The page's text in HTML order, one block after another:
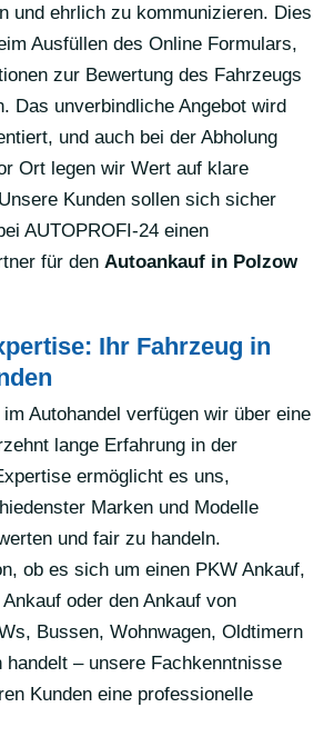
und ehrlich zu kommunizieren. Dies
Ausfüllen des Online Formulars,
zur Bewertung des Fahrzeugs
Das unverbindliche Angebot wird
und auch bei der Abholung
Ort legen wir Wert auf klare
Kunden sollen sich sicher
AUTOPROFI-24 einen
für den Autoankauf in Polzow
Ihr Fahrzeug in
Autohandel verfügen wir über eine
lange Erfahrung in der
ermöglicht es uns,
Marken und Modelle
und fair zu handeln.
ob es sich um einen PKW Ankauf,
oder den Ankauf von
Bussen, Wohnwagen, Oldtimern
handelt – unsere Fachkenntnisse
Kunden eine professionelle